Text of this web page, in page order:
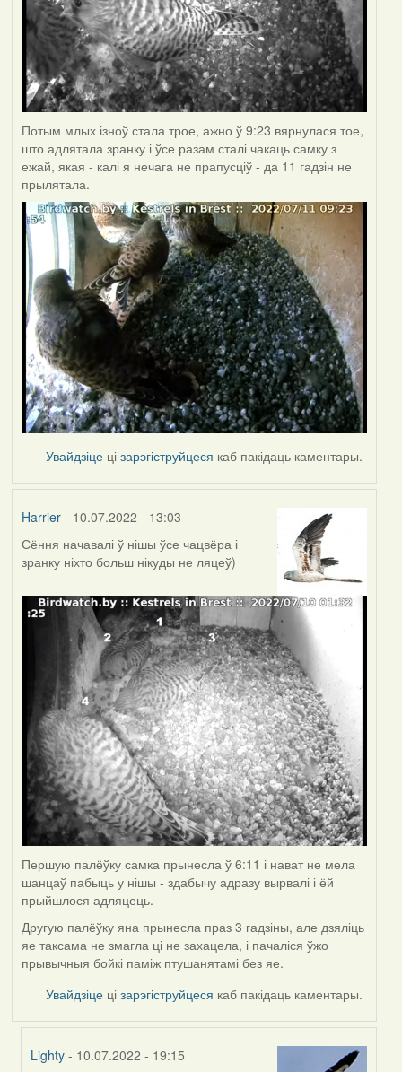
Потым млых ізноў стала трое, ажно ў 9:23 вярнулася тое,
што адлятала зранку і ўсе разам сталі чакаць самку з
ежай, якая - калі я нечага не прапусціў - да 11 гадзін не
прылятала.
Увайдзіце цізарэгіструйцеся каб пакідаць каментары.
Harrier- 10.07.2022 - 13:03
Сёння начавалі ў нішы ўсе чацвёра і
зранку ніхто больш нікуды не ляцеў)
Першую палёўку самка прынесла ў 6:11 і нават не мела
шанцаў пабыць у нішы - здабычу адразу вырвалі і ёй
прыйшлося адляцець.
Другую палёўку яна прынесла праз 3 гадзіны, але дзяліць
яе таксама не змагла ці не захацела, і пачаліся ўжо
прывычныя бойкі паміж птушанятамі без яе.
Увайдзіце цізарэгіструйцеся каб пакідаць каментары.
Lighty - 10.07.2022 - 19:15